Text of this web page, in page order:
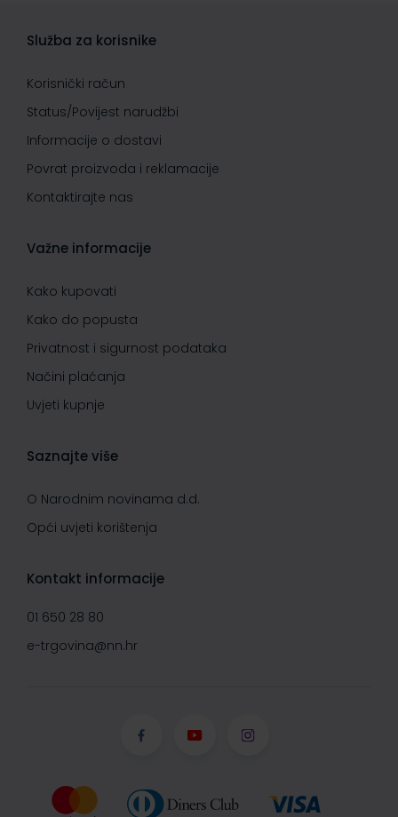
Služba za korisnike
Korisnički račun
Status/Povijest narudžbi
Informacije o dostavi
Povrat proizvoda i reklamacije
Kontaktirajte nas
Važne informacije
Kako kupovati
Kako do popusta
Privatnost i sigurnost podataka
Načini plaćanja
Uvjeti kupnje
Saznajte više
O Narodnim novinama d.d.
Opći uvjeti korištenja
Kontakt informacije
01 650 28 80
e-trgovina@nn.hr